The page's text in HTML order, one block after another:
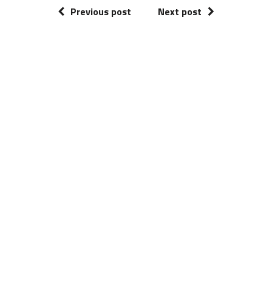
Previous post Next post